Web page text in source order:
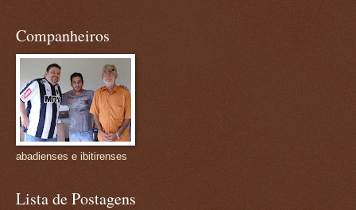
Companheiros
abadienses e ibitirenses
Lista de Postagens